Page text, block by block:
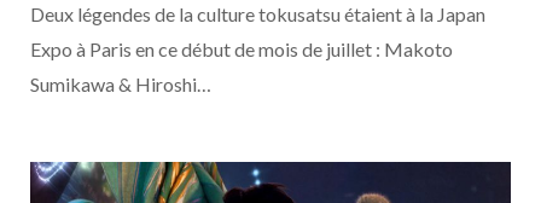
Deux légendes de la culture tokusatsu étaient à la Japan
Expo à Paris en ce début de mois de juillet : Makoto
Sumikawa & Hiroshi…